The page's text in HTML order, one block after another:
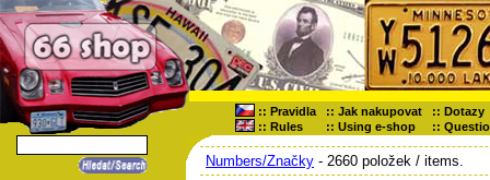
:: Pravidla :: Jak nakupovat :: Dotazy
:: Rules :: Using e-shop ::
Numbers/Značky - 2660 položek / items.